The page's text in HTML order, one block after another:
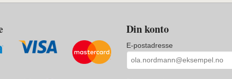
Din konto
E-postadresse